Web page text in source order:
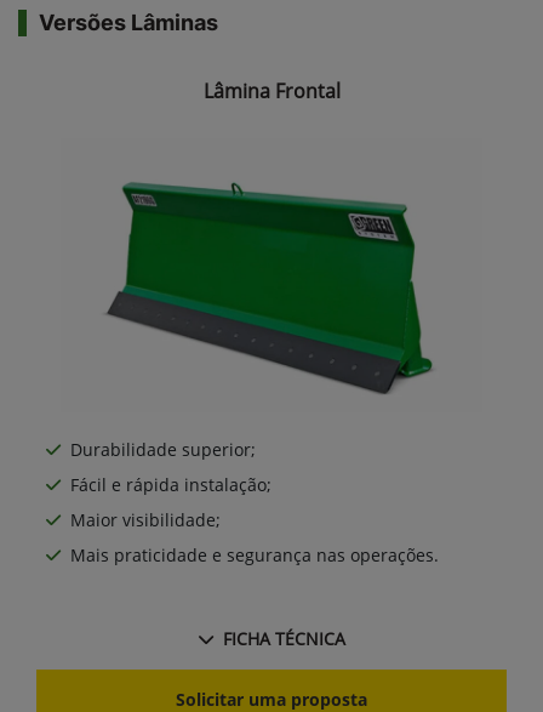
Versões Lâminas
Lâmina Frontal
Durabilidade superior;
Fácil e rápida instalação;
Maior visibilidade;
Mais praticidade e segurança nas operações.
FICHA TÉCNICA
Solicitar uma proposta